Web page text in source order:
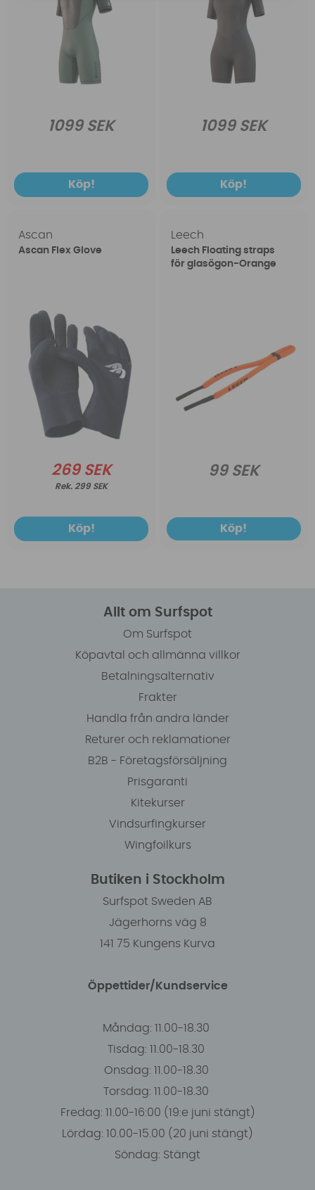
1099 SEK
Köp!
1099 SEK
Köp!
Ascan
Ascan Flex Glove
269 SEK
299 SEK
Köp!
Leech
Leech Floating straps
för glasögon-Orange
99 SEK
Köp!
Allt om Surfspot
Om Surfspot
Köpavtal och allmänna villkor
Betalningsalternativ
Frakter
Handla från andra länder
Returer och reklamationer
B2B - Företagsförsäljning
Prisgaranti
Kitekurser
Vindsurfingkurser
Wingfoilkurs
Butiken i Stockholm
Surfspot Sweden AB
Jägerhorns väg 8
141 75 Kungens Kurva
Öppettider/Kundservice
Måndag: 11.00-18.30
Tisdag: 11.00-18.30
Onsdag: 11.00-18.30
Torsdag: 11.00-18.30
Fredag: 11.00-16:00 (19:e juni stängt)
Lördag: 10.00-15.00 (20 juni stängt)
Söndag: Stängt